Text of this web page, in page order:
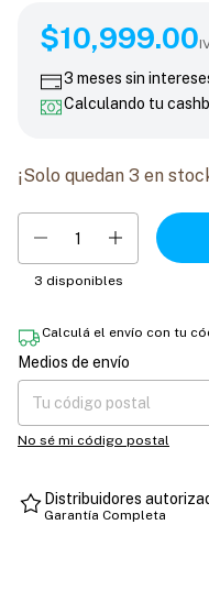
$10,999.00
$10,999.00
3 meses sin
Calculando tu
¡Solo quedan 3 en
3 disponibles
Calculá el envío con tu
Entregas para el CP:
Medios de envío
No sé mi código postal
Distribuidores
Garantía Completa